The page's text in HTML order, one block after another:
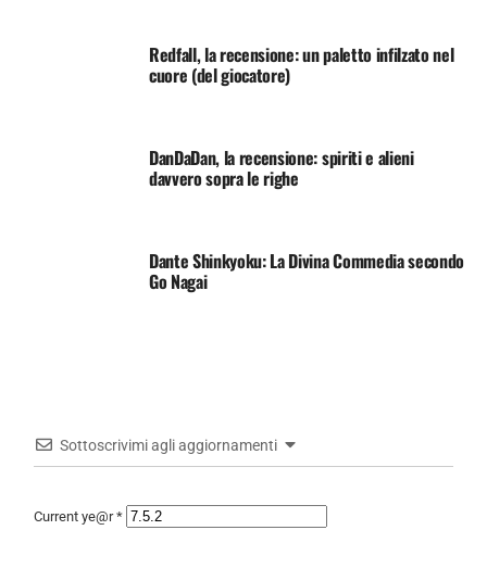
Redfall, la recensione: un paletto infilzato nel
cuore (del giocatore)
DanDaDan, la recensione: spiriti e alieni
davvero sopra le righe
Dante Shinkyoku: La Divina Commedia secondo
Go Nagai
Sottoscrivimi agli aggiornamenti
Current ye@r*